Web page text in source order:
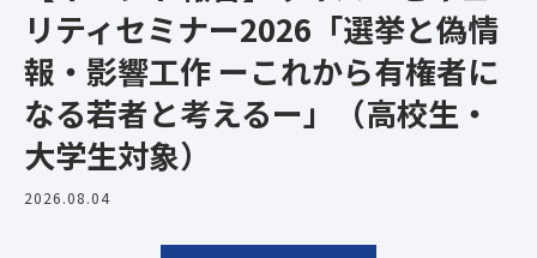
リティセミナー2026「選挙と偽情
報・影響工作 ーこれから有権者に
なる若者と考えるー」（高校生・
大学生対象）
2026.08.04